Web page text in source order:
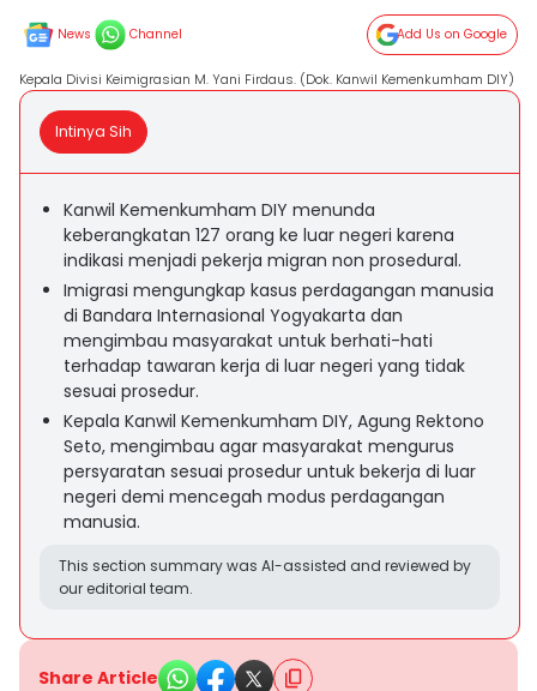
News Channel Add Us on Google
Kepala Divisi Keimigrasian M. Yani Firdaus. (Dok. Kanwil Kemenkumham DIY)
Intinya Sih
Kanwil Kemenkumham DIY menunda
keberangkatan 127 orang ke luar negeri karena
indikasi menjadi pekerja migran non prosedural.
Imigrasi mengungkap kasus perdagangan manusia
di Bandara Internasional Yogyakarta dan
mengimbau masyarakat untuk berhati-hati
terhadap tawaran kerja di luar negeri yang tidak
sesuai prosedur.
Kepala Kanwil Kemenkumham DIY, Agung Rektono
Seto, mengimbau agar masyarakat mengurus
persyaratan sesuai prosedur untuk bekerja di luar
negeri demi mencegah modus perdagangan
manusia.
This section summary was AI-assisted and reviewed by
our editorial team.
Share Article